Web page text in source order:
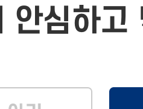
안심하고